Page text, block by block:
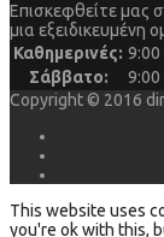
Επισκεφθείτε μας
μια εξειδικευμένη
Καθημερινές: 9:00
Σάββατο:
9:00
Copyright © 2016
This website uses
you're ok with this,